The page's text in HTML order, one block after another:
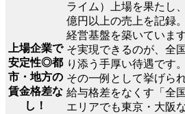
上場企業で
安定性◎都
市・地方の
賃金格差な
し！
ライム）上場を果たし
億円以上の売上を記録
経営基盤を築いていま
そ実現できるのが、全
り添う手厚い待遇です。
その一例として挙げら
給与格差をなくす「全
エリアでも東京・大阪